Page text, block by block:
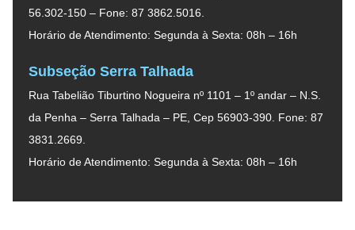
56.302-150 – Fone: 87 3862.5016.
Horário de Atendimento: Segunda à Sexta: 08h – 16h
Subseção Serra Talhada
Rua Tabelião Tiburtino Nogueira nº 1101 – 1º andar – N.S.
da Penha – Serra Talhada – PE, Cep 56903-390. Fone: 87
3831.2669.
Horário de Atendimento: Segunda à Sexta: 08h – 16h